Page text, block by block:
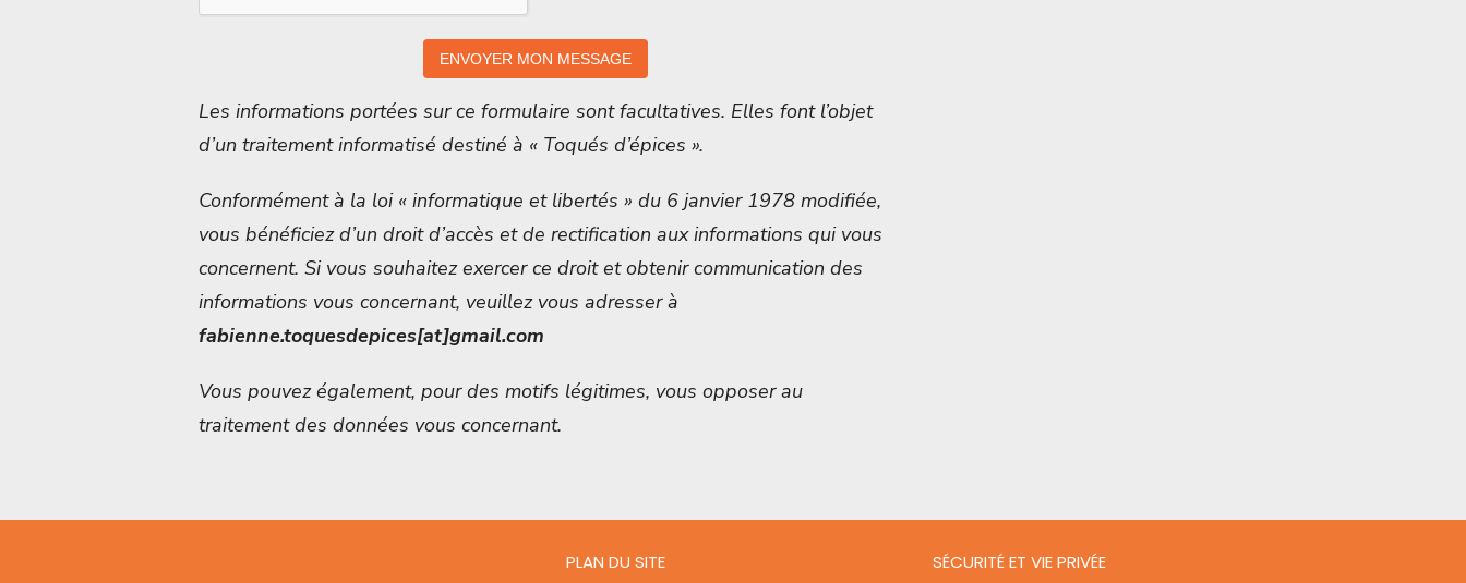
Les informations portées sur ce formulaire sont facultatives. Elles font l’objet
d’un traitement informatisé destiné à « Toqués d’épices ».
Conformément à la loi « informatique et libertés » du 6 janvier 1978 modifiée,
vous bénéficiez d’un droit d’accès et de rectification aux informations qui vous
concernent. Si vous souhaitez exercer ce droit et obtenir communication des
informations vous concernant, veuillez vous adresser à
fabienne.toquesdepices[at]gmail.com
Vous pouvez également, pour des motifs légitimes, vous opposer au
traitement des données vous concernant.
PLAN DU SITE SÉCURITÉ ET VIE PRIVÉE